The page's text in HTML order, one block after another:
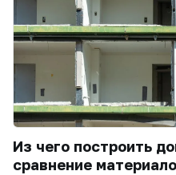
Из чего построить
сравнение